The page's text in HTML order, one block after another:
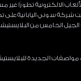
الالكترونية تطورًا
شركة سوني اليابانية
الخامس من
الجديدة